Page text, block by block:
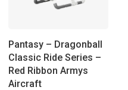
Pantasy – Dragonball
Classic Ride Series –
Red Ribbon Armys
Aircraft